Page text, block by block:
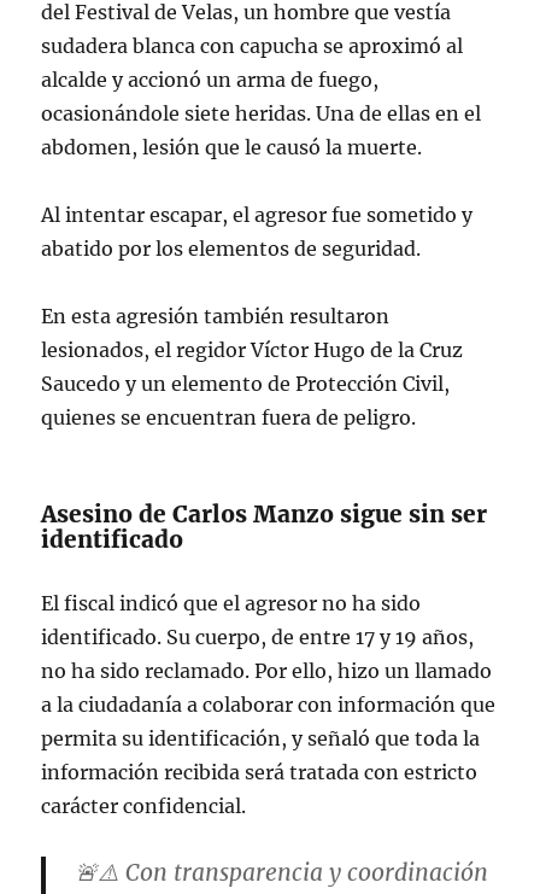
del Festival de Velas, un hombre que vestía
sudadera blanca con capucha se aproximó al
alcalde y accionó un arma de fuego,
ocasionándole siete heridas. Una de ellas en el
abdomen, lesión que le causó la muerte.
Al intentar escapar, el agresor fue sometido y
abatido por los elementos de seguridad.
En esta agresión también resultaron
lesionados, el regidor Víctor Hugo de la Cruz
Saucedo y un elemento de Protección Civil,
quienes se encuentran fuera de peligro.
Asesino de Carlos Manzo sigue sin ser
identificado
El fiscal indicó que el agresor no ha sido
identificado. Su cuerpo, de entre 17 y 19 años,
no ha sido reclamado. Por ello, hizo un llamado
a la ciudadanía a colaborar con información que
permita su identificación, y señaló que toda la
información recibida será tratada con estricto
carácter confidencial.
🚨⚠️ Con transparencia y coordinación